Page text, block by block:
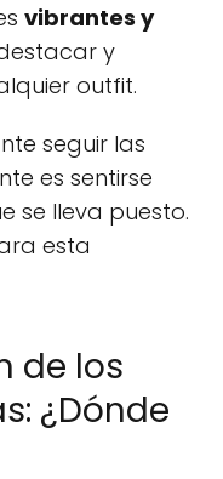
vibrantes y
y
outfit.
seguir las
es sentirse
se lleva puesto.
esta
de los
¿Dónde